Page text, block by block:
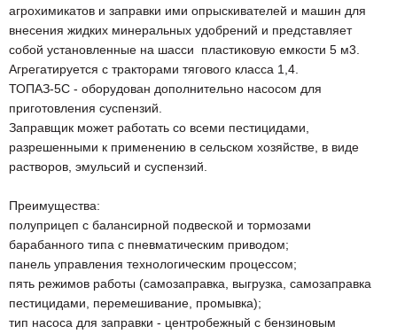
агрохимикатов и заправки ими опрыскивателей и машин для
внесения жидких минеральных удобрений и представляет
собой установленные на шасси пластиковую емкости 5 м3.
Агрегатируется с тракторами тягового класса 1,4.
ТОПАЗ-5С - оборудован дополнительно насосом для
приготовления суспензий.
Заправщик может работать со всеми пестицидами,
разрешенными к применению в сельском хозяйстве, в виде
растворов, эмульсий и суспензий.
Преимущества:
полуприцеп с балансирной подвеской и тормозами
барабанного типа с пневматическим приводом;
панель управления технологическим процессом;
пять режимов работы (самозаправка, выгрузка, самозаправка
пестицидами, перемешивание, промывка);
тип насоса для заправки - центробежный с бензиновым